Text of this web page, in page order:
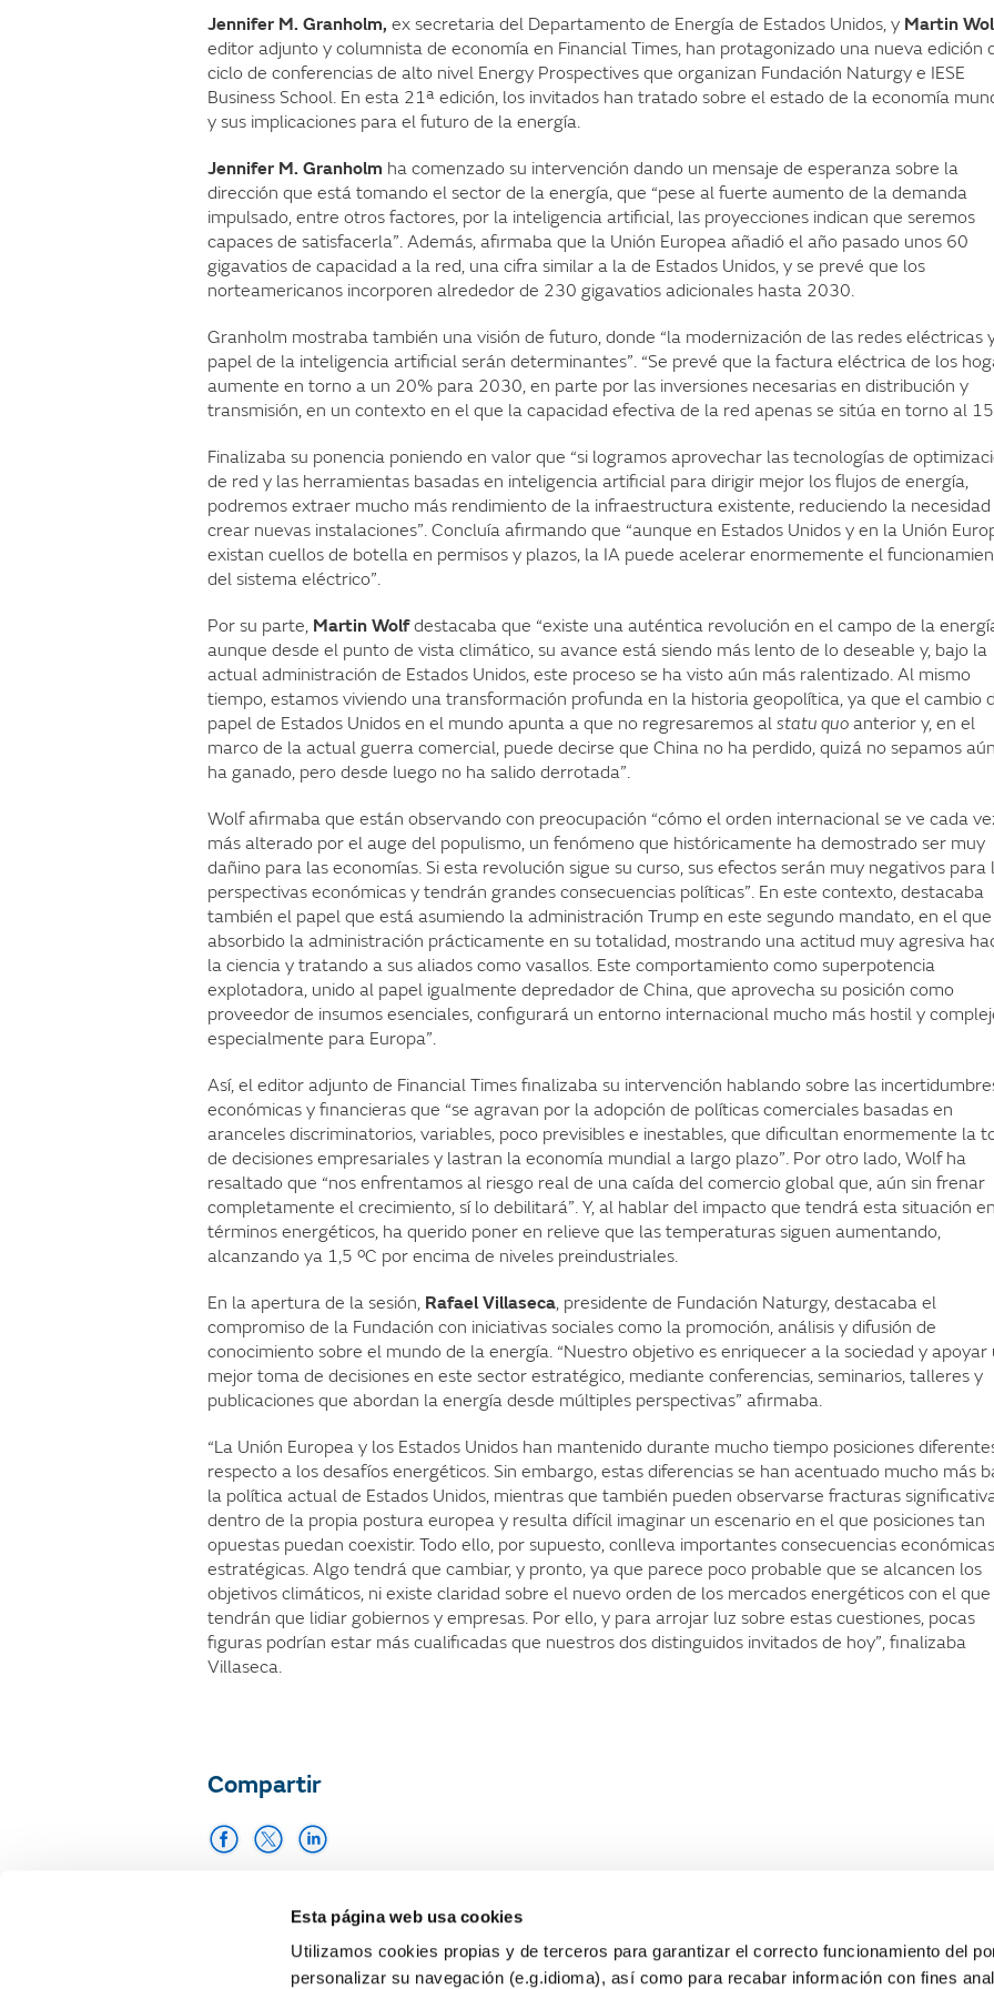
Esta página web usa cookies
Utilizamos cookies propias y de terceros para garantizar el correcto funcionamiento del
personalizar su navegación (e.g.idioma), así como para recabar información con fines
Jennifer M. Granholm, ex secretaria del Departamento de Energía de Estados Unidos, y Martin
editor adjunto y columnista de economía en Financial Times, han protagonizado una nueva edición
ciclo de conferencias de alto nivel Energy Prospectives que organizan Fundación Naturgy e IESE
Business School. En esta 21ª edición, los invitados han tratado sobre el estado de la economía
y sus implicaciones para el futuro de la energía.
Jennifer M. Granholm ha comenzado su intervención dando un mensaje de esperanza sobre la
dirección que está tomando el sector de la energía, que “pese al fuerte aumento de la demanda
impulsado, entre otros factores, por la inteligencia artificial, las proyecciones indican que seremos
capaces de satisfacerla”. Además, afirmaba que la Unión Europea añadió el año pasado unos 60
gigavatios de capacidad a la red, una cifra similar a la de Estados Unidos, y se prevé que los
norteamericanos incorporen alrededor de 230 gigavatios adicionales hasta 2030.
Granholm mostraba también una visión de futuro, donde “la modernización de las redes eléctricas
papel de la inteligencia artificial serán determinantes”. “Se prevé que la factura eléctrica de los
aumente en torno a un 20% para 2030, en parte por las inversiones necesarias en distribución y
transmisión, en un contexto en el que la capacidad efectiva de la red apenas se sitúa en torno al
Finalizaba su ponencia poniendo en valor que “si logramos aprovechar las tecnologías de
de red y las herramientas basadas en inteligencia artificial para dirigir mejor los flujos de energía,
podremos extraer mucho más rendimiento de la infraestructura existente, reduciendo la necesidad
crear nuevas instalaciones”. Concluía afirmando que “aunque en Estados Unidos y en la Unión
existan cuellos de botella en permisos y plazos, la IA puede acelerar enormemente el
del sistema eléctrico”.
Por su parte, Martin Wolfdestacaba que “existe una auténtica revolución en el campo de la
aunque desde el punto de vista climático, su avance está siendo más lento de lo deseable y, bajo la
actual administración de Estados Unidos, este proceso se ha visto aún más ralentizado. Al mismo
tiempo, estamos viviendo una transformación profunda en la historia geopolítica, ya que el cambio
papel de Estados Unidos en el mundo apunta a que no regresaremos al statu quo anterior y, en el
marco de la actual guerra comercial, puede decirse que China no ha perdido, quizá no sepamos
ha ganado, pero desde luego no ha salido derrotada”.
Wolf afirmaba que están observando con preocupación “cómo el orden internacional se ve cada
más alterado por el auge del populismo, un fenómeno que históricamente ha demostrado ser muy
dañino para las economías. Si esta revolución sigue su curso, sus efectos serán muy negativos para
perspectivas económicas y tendrán grandes consecuencias políticas”. En este contexto, destacaba
también el papel que está asumiendo la administración Trump en este segundo mandato, en el que
absorbido la administración prácticamente en su totalidad, mostrando una actitud muy agresiva
la ciencia y tratando a sus aliados como vasallos. Este comportamiento como superpotencia
explotadora, unido al papel igualmente depredador de China, que aprovecha su posición como
proveedor de insumos esenciales, configurará un entorno internacional mucho más hostil y
especialmente para Europa”.
Así, el editor adjunto de Financial Times finalizaba su intervención hablando sobre las
económicas y financieras que “se agravan por la adopción de políticas comerciales basadas en
aranceles discriminatorios, variables, poco previsibles e inestables, que dificultan enormemente la
de decisiones empresariales y lastran la economía mundial a largo plazo”. Por otro lado, Wolf ha
resaltado que “nos enfrentamos al riesgo real de una caída del comercio global que, aún sin frenar
completamente el crecimiento, sí lo debilitará”. Y, al hablar del impacto que tendrá esta situación en
términos energéticos, ha querido poner en relieve que las temperaturas siguen aumentando,
alcanzando ya 1,5 ºC por encima de niveles preindustriales.
En la apertura de la sesión, Rafael Villaseca, presidente de Fundación Naturgy, destacaba el
compromiso de la Fundación con iniciativas sociales como la promoción, análisis y difusión de
conocimiento sobre el mundo de la energía. “Nuestro objetivo es enriquecer a la sociedad y apoyar
mejor toma de decisiones en este sector estratégico, mediante conferencias, seminarios, talleres y
publicaciones que abordan la energía desde múltiples perspectivas” afirmaba.
“La Unión Europea y los Estados Unidos han mantenido durante mucho tiempo posiciones
respecto a los desafíos energéticos. Sin embargo, estas diferencias se han acentuado mucho más
la política actual de Estados Unidos, mientras que también pueden observarse fracturas
dentro de la propia postura europea y resulta difícil imaginar un escenario en el que posiciones tan
opuestas puedan coexistir. Todo ello, por supuesto, conlleva importantes consecuencias
estratégicas. Algo tendrá que cambiar, y pronto, ya que parece poco probable que se alcancen los
objetivos climáticos, ni existe claridad sobre el nuevo orden de los mercados energéticos con el que
tendrán que lidiar gobiernos y empresas. Por ello, y para arrojar luz sobre estas cuestiones, pocas
figuras podrían estar más cualificadas que nuestros dos distinguidos invitados de hoy”, finalizaba
Villaseca.
Compartir
Imprimir